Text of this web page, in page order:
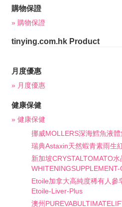
購物保證
» 購物保證
tinying.com.hk Product
月度優惠
» 月度優惠
健康保健
» 健康保健
挪威MOLLERS深海鱈魚液
瑞典Astaxin天然蝦青素雨生
新加坡CRYSTALTOMATO
Etoile加拿大高純度稀有人
Etoile-Liver-Plus
澳州